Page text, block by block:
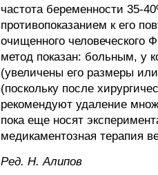
частота беременности 35-
противопоказанием к его
очищенного человеческого
метод показан: больным, у
(увеличены его размеры
(поскольку после
рекомендуют удаление
пока еще носят
медикаментозная терапия
Ред. Н. Алипов